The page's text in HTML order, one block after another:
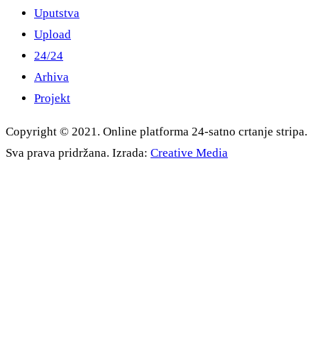
Uputstva
Upload
24/24
Arhiva
Projekt
Copyright © 2021. Online platforma 24-satno crtanje stripa.
Sva prava pridržana. Izrada: Creative Media